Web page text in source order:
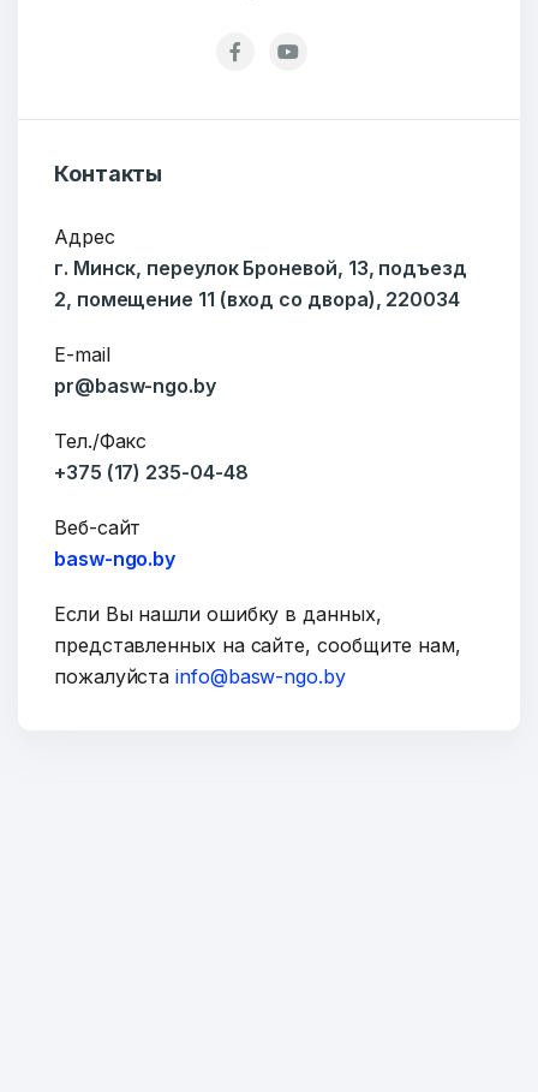
Ваше имя
Сообщение
Контакты
Адрес
г. Минск, переулок Броневой, 13, подъезд
2, помещение 11 (вход со двора), 220034
E-mail
pr@basw-ngo.by
Тел./Факс
+375 (17) 235-04-48
Веб-сайт
basw-ngo.by
Если Вы нашли ошибку в данных,
представленных на сайте, сообщите нам,
пожалуйстаinfo@basw-ngo.by